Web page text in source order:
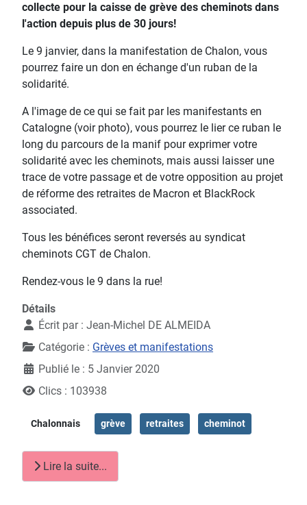
collecte pour la caisse de grève des cheminots dans
l'action depuis plus de 30 jours!
Le 9 janvier, dans la manifestation de Chalon, vous
pourrez faire un don en échange d'un ruban de la
solidarité.
A l'image de ce qui se fait par les manifestants en
Catalogne (voir photo), vous pourrez le lier ce ruban le
long du parcours de la manif pour exprimer votre
solidarité avec les cheminots, mais aussi laisser une
trace de votre passage et de votre opposition au projet
de réforme des retraites de Macron et BlackRock
associated.
Tous les bénéfices seront reversés au syndicat
cheminots CGT de Chalon.
Rendez-vous le 9 dans la rue!
Détails
Écrit par : Jean-Michel DE ALMEIDA
Catégorie : Grèves et manifestations
Publié le : 5 Janvier 2020
Clics : 103938
Chalonnais grève retraites cheminot
Lire la suite...